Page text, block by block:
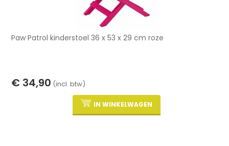
Paw Patrol kinderstoel 36 x 53 x 29 cm roze
€ 34,90 (incl. btw)
IN WINKELWAGEN